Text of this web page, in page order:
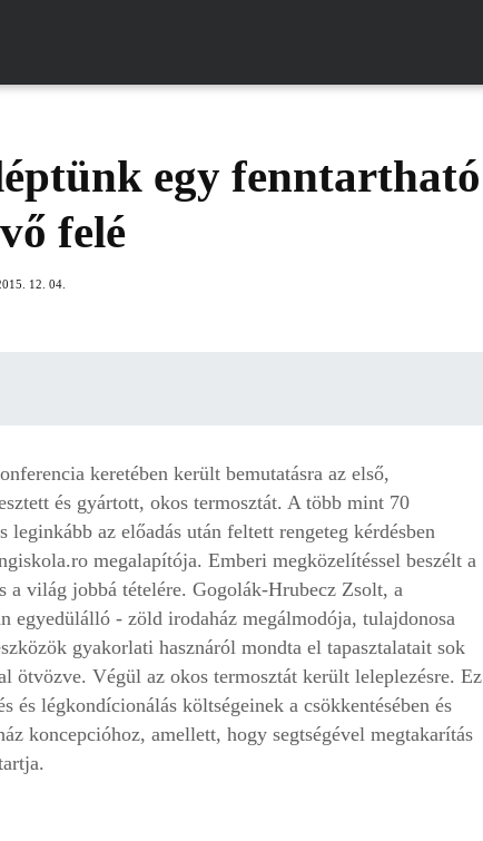
egy fenntartható
felé
12. 04.
keretében került bemutatásra az első,
és gyártott, okos termosztát. A több mint 70
az előadás után feltett rengeteg kérdésben
megalapítója. Emberi megközelítéssel beszélt a
a világ jobbá tételére. Gogolák-­Hrubecz Zsolt, a
egyedülálló -­ zöld irodaház megálmodója, tulajdonosa
gyakorlati hasznáról mondta el tapasztalatait sok
ötvözve. Végül az okos termosztát került leleplezésre. Ez
és légkondícionálás költségeinek a csökkentésében és
koncepcióhoz, amellett, hogy segtségével megtakarítás